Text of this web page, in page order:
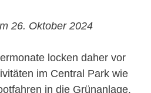
26. Oktober 2024
locken daher vor
im Central Park wie
in die Grünanlage.